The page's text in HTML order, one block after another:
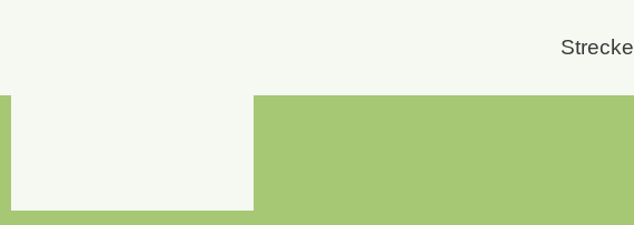
Strecke